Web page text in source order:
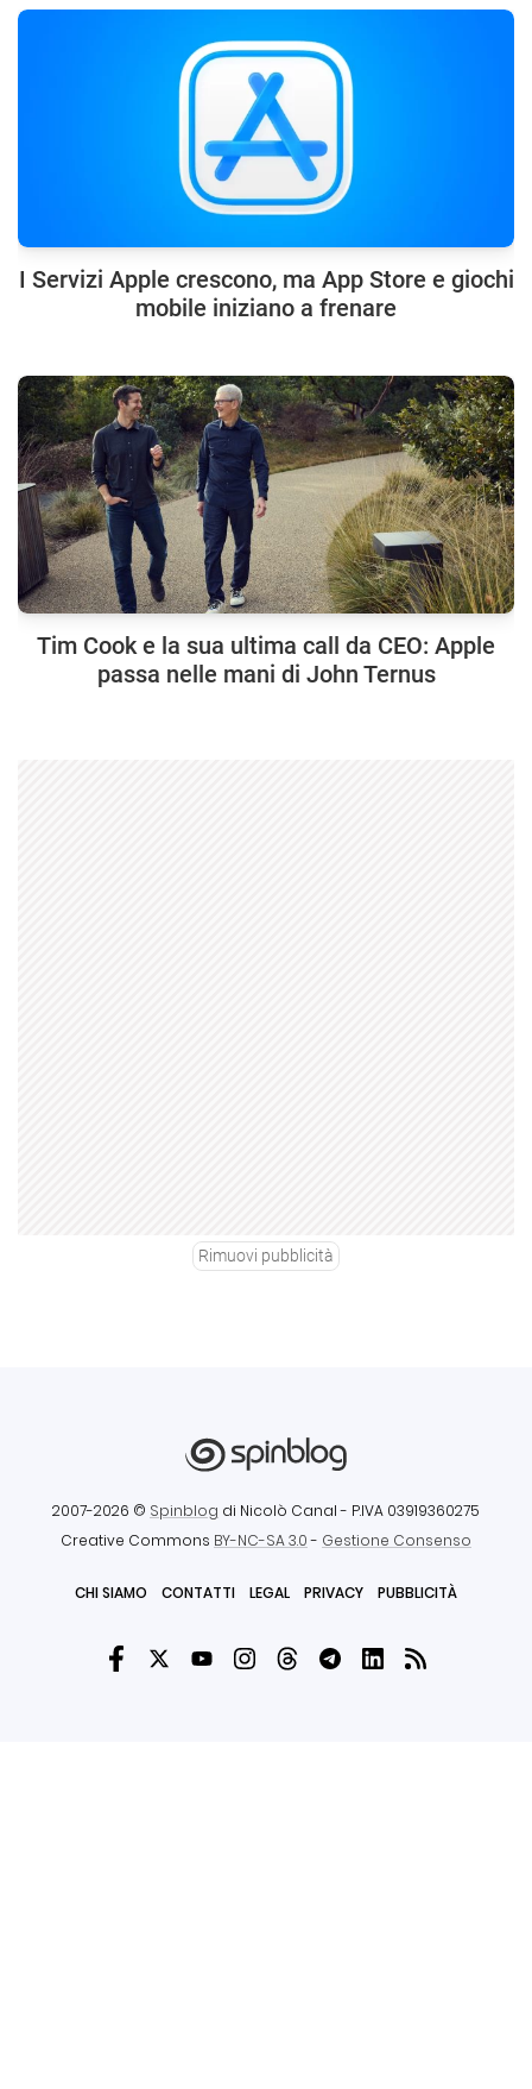
I Servizi Apple crescono, ma App Store e giochi
mobile iniziano a frenare
Tim Cook e la sua ultima call da CEO: Apple
passa nelle mani di John Ternus
Rimuovi pubblicità
2007-2026 © Spinblog di Nicolò Canal - P.IVA 03919360275
Creative Commons BY-NC-SA 3.0- Gestione Consenso
CHI SIAMO CONTATTI LEGAL PRIVACY PUBBLICITÀ